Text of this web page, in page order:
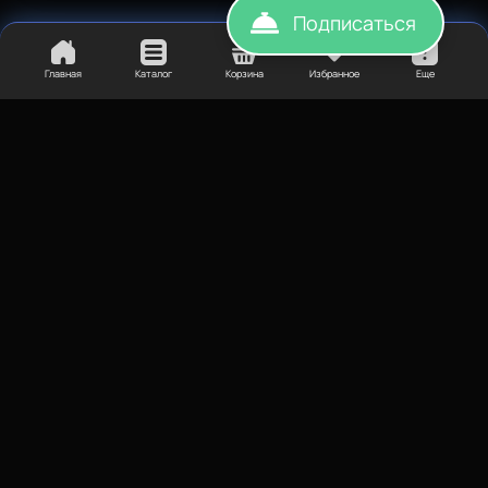
3. Если пластик влажный, то рекомендуем использовать
сушилку
Главная Каталог Корзина Избранное Еще
Подписаться